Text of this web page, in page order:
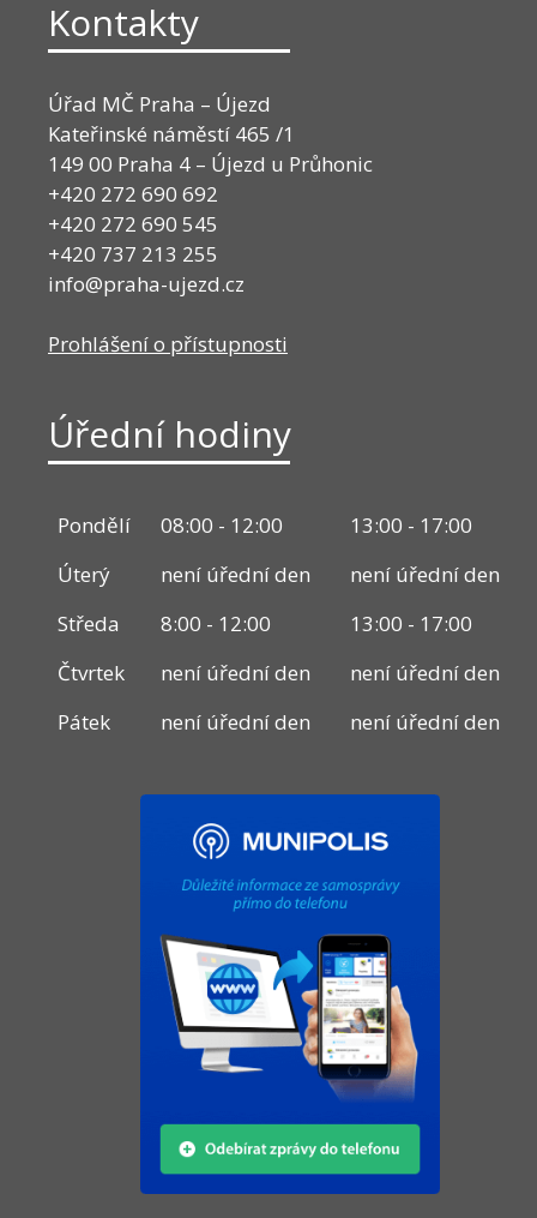
Kontakty
Úřad MČ Praha – Újezd
Kateřinské náměstí 465 /1
149 00 Praha 4 – Újezd u Průhonic
+420 272 690 692
+420 272 690 545
+420 737 213 255
info@praha-ujezd.cz
Prohlášení o přístupnosti
Úřední hodiny
Pondělí 08:00 - 12:00
13:00 - 17:00
Úterý
není úřední den
není úřední den
Středa
8:00 - 12:00
13:00 - 17:00
Čtvrtek
není úřední den
není úřední den
Pátek
není úřední den není úřední den